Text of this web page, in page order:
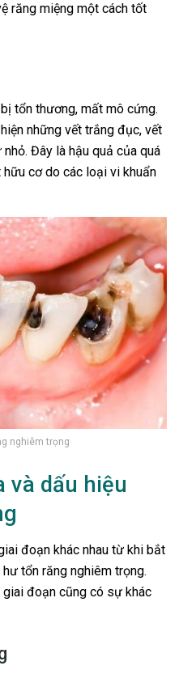
răng miệng một cách tốt
tổn thương, mất mô cứng.
những vết trắng đục, vết
Đây là hậu quả của quá
cơ do các loại vi khuẩn
nghiêm trọng
và dấu hiệu
đoạn khác nhau từ khi bắt
tổn răng nghiêm trọng.
giai đoạn cũng có sự khác